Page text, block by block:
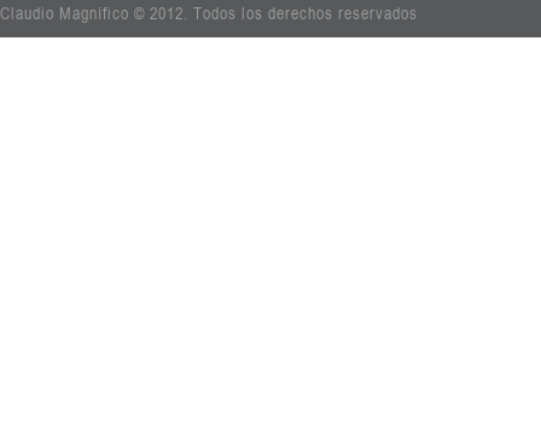
Claudio Magnífico © 2012. Todos los derechos reservados